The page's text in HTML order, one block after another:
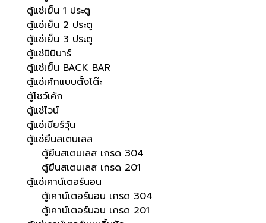
ตู้แช่เย็น 1 ประตู
ตู้แช่เย็น 2 ประตู
ตู้แช่เย็น 3 ประตู
ตู้แช่มินิบาร์
ตู้แช่เย็น BACK BAR
ตู้แช่เค้กแบบตั้งโต๊ะ
ตู้โชว์เค้ก
ตู้แช่ไวน์
ตู้แช่เบียร์วุ้น
ตู้แช่ยืนสเตนเลส
ตู้ยืนสเตนเลส เกรด 304
ตู้ยืนสเตนเลส เกรด 201
ตู้แช่เคาน์เตอร์นอน
ตู้เคาน์เตอร์นอน เกรด 304
ตู้เคาน์เตอร์นอน เกรด 201